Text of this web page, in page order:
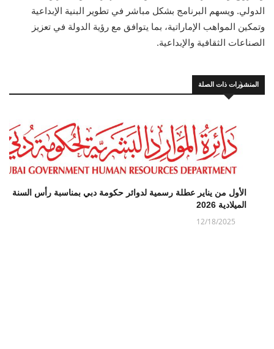
الدولي. ويسهم البرنامج بشكل مباشر في تطوير البنية الإبداعية
وتمكين المواهب الإماراتية، بما يتوافق مع رؤية الدولة في تعزيز
الصناعات الثقافية والإبداعية.
المنشورات ذات الصلة
الأول من يناير عطلة رسمية لدوائر حكومة دبي بمناسبة رأس السنة
الميلادية 2026
12/18/2025